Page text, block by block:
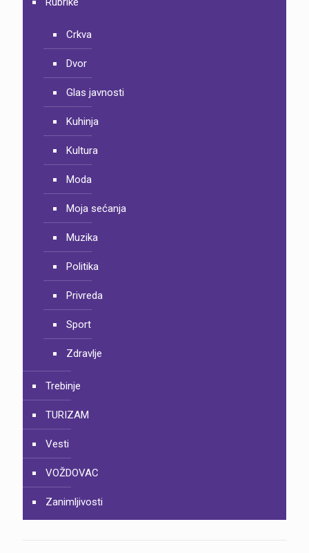
Crkva
Dvor
Glas javnosti
Kuhinja
Kultura
Moda
Moja sećanja
Muzika
Politika
Privreda
Sport
Zdravlje
Trebinje
TURIZAM
Vesti
VOŽDOVAC
Zanimljivosti